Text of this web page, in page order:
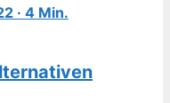
· 4 Min.